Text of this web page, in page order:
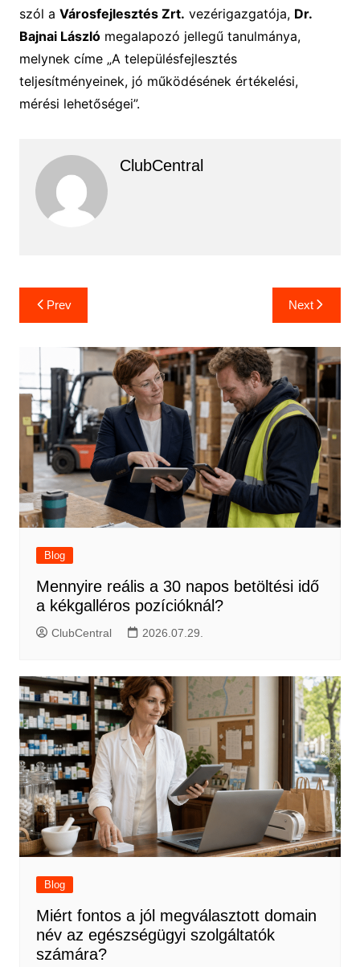
szól a Városfejlesztés Zrt. vezérigazgatója, Dr.
Bajnai Lászlómegalapozó jellegű tanulmánya,
melynek címe „A településfejlesztés
teljesítményeinek, jó működésének értékelési,
mérési lehetőségei”.
ClubCentral
Bejegyzés
navigáció
Prev Next
Blog
Mennyire reális a 30 napos betöltési idő
a kékgalléros pozícióknál?
ClubCentral 2026.07.29.
Blog
Miért fontos a jól megválasztott domain
név az egészségügyi szolgáltatók
számára?